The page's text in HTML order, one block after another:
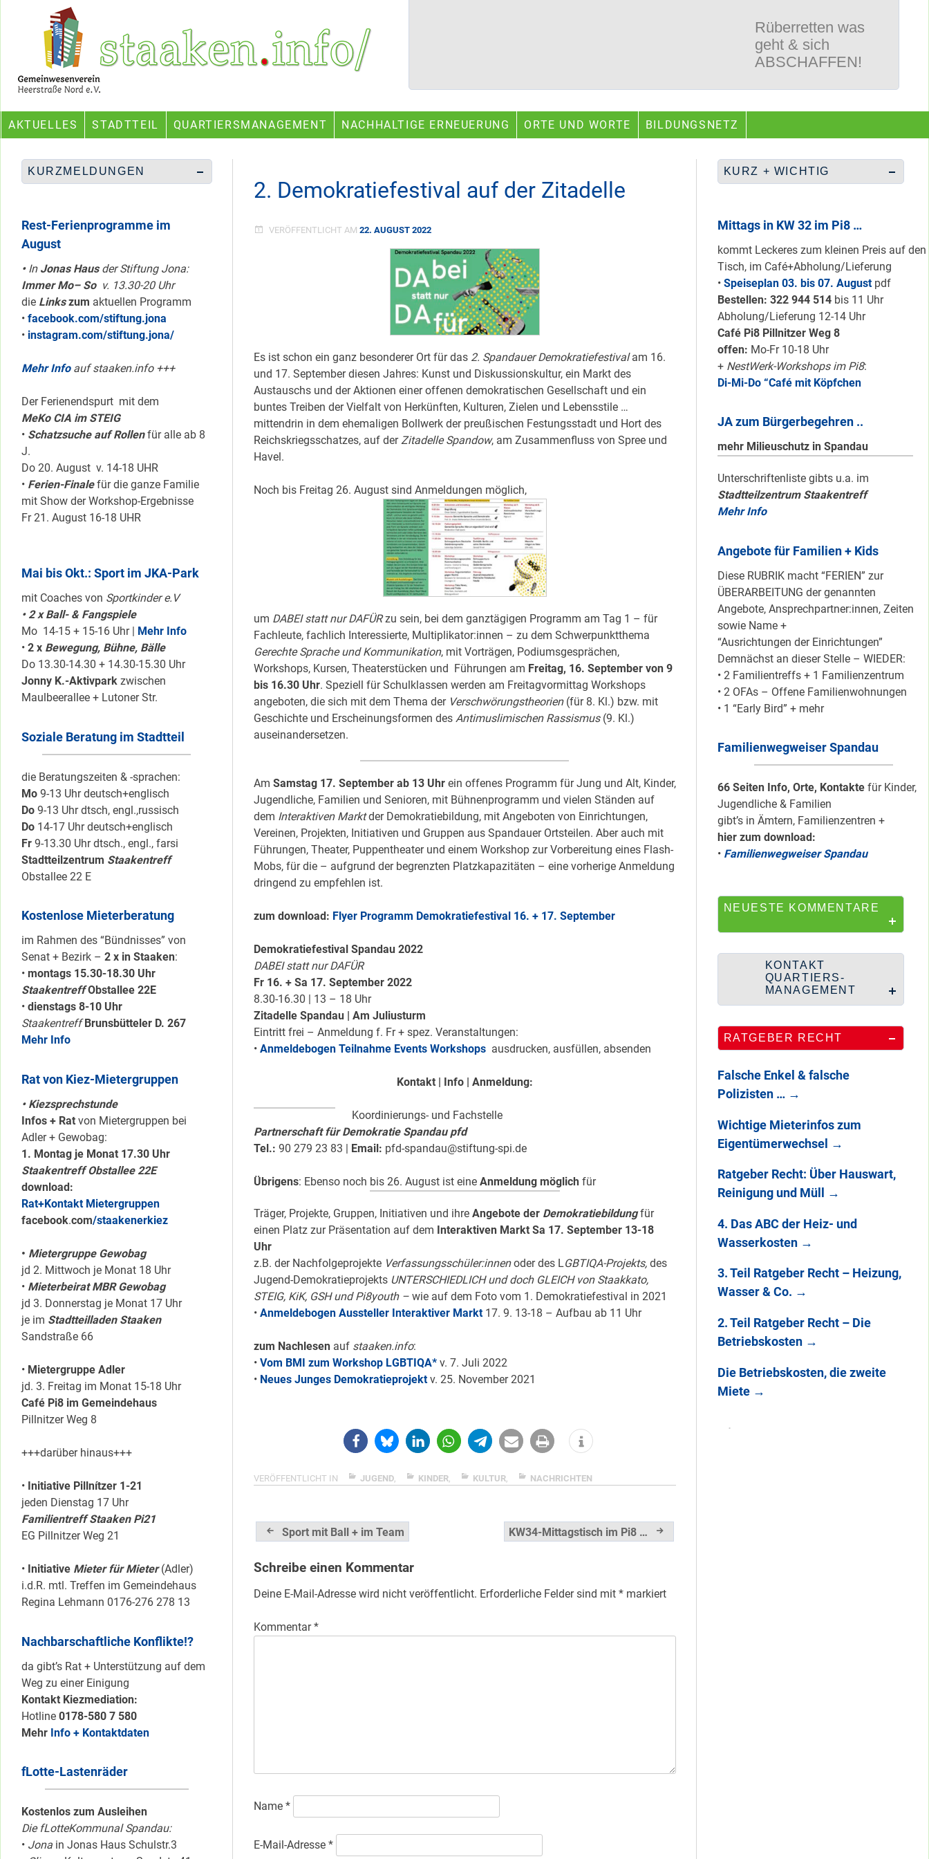
Ein Projekt des Gemeinwesenvereins Heerstraße Nord
AKTUELLES STADTTEIL QUARTIERSMANAGEMENT NACHHALTIGE ERNEUERUNG ORTE UND WORTE BILDUNGSNETZ
2. Demokratiefestival auf der Zitadelle
VERÖFFENTLICHT AM 22. AUGUST 2022
Es ist schon ein ganz besonderer Ort für das 2. Spandauer Demokratiefestivalam 16.
und 17. September diesen Jahres: Kunst und Diskussionskultur, ein Markt des
Austauschs und der Aktionen einer offenen demokratischen Gesellschaft und ein
buntes Treiben der Vielfalt von Herkünften, Kulturen, Zielen und Lebensstile …
mittendrin in dem ehemaligen Bollwerk der preußischen Festungsstadt und Hort des
Reichskriegsschatzes, auf derZitadelle Spandow, am Zusammenfluss von Spree und
Havel.
Noch bis Freitag 26. August sind Anmeldungen möglich,
um DABEI statt nur DAFÜRzu sein, bei dem ganztägigen Programm am Tag 1 – für
Fachleute, fachlich Interessierte, Multiplikator:innen – zu dem Schwerpunktthema
Gerechte Sprache und Kommunikation, mit Vorträgen, Podiumsgesprächen,
Workshops, Kursen, Theaterstücken und Führungen am Freitag, 16. September von 9
bis 16.30 Uhr. Speziell für Schulklassen werden am Freitagvormittag Workshops
angeboten, die sich mit dem Thema der Verschwörungstheorien(für 8. Kl.) bzw. mit
Geschichte und Erscheinungsformen des Antimuslimischen Rassismus(9. Kl.)
auseinandersetzen.
Am Samstag 17. September ab 13 Uhrein offenes Programm für Jung und Alt, Kinder,
Jugendliche, Familien und Senioren, mit Bühnenprogramm und vielen Ständen auf
dem Interaktiven Marktder Demokratiebildung, mit Angeboten von Einrichtungen,
Vereinen, Projekten, Initiativen und Gruppen aus Spandauer Ortsteilen. Aber auch mit
Führungen, Theater, Puppentheater und einem Workshop zur Vorbereitung eines Flash-
Mobs, für die – aufgrund der begrenzten Platzkapazitäten – eine vorherige Anmeldung
dringend zu empfehlen ist.
zum download: Flyer Programm Demokratiefestival 16. + 17. September
Demokratiefestival Spandau 2022
DABEI statt nur DAFÜR
Fr 16. + Sa 17. September 2022
8.30-16.30 | 13 – 18 Uhr
Zitadelle Spandau | Am Juliusturm
Eintritt frei – Anmeldung f. Fr + spez. Veranstaltungen:
• Anmeldebogen Teilnahme Events Workshops ausdrucken, ausfüllen, absenden
Kontakt | Info | Anmeldung:
Koordinierungs- und Fachstelle
Partnerschaft für Demokratie Spandau pfd
Tel.: 90 279 23 83 | Email: pfd-spandau@stiftung-spi.de
Übrigens: Ebenso noch bis 26. August ist eine Anmeldung möglichfür
Träger, Projekte, Gruppen, Initiativen und ihre Angebote der Demokratiebildungfür
einen Platz zur Präsentation auf dem Interaktiven Markt Sa 17. September 13-18
Uhr
z.B. der Nachfolgeprojekte Verfassungsschüler:innenoder des LGBTIQA-Projekts,des
Jugend-Demokratieprojekts UNTERSCHIEDLICH und doch GLEICH von Staakkato,
STEIG, KiK, GSH und Pi8youth – wie auf dem Foto vom 1. Demokratiefestival in 2021
• Anmeldebogen Aussteller Interaktiver Markt17. 9. 13-18 – Aufbau ab 11 Uhr
zum Nachlesenauf staaken.info:
• Vom BMI zum Workshop LGBTIQA*v. 7. Juli 2022
• Neues Junges Demokratieprojektv. 25. November 2021
VERÖFFENTLICHT IN JUGEND, KINDER, KULTUR, NACHRICHTEN
Beitragsnavigation
Sport mit Ball + im Team KW34-Mittagstisch im Pi8 …
Schreibe einen Kommentar
Deine E-Mail-Adresse wird nicht veröffentlicht. Erforderliche Felder sind mit *markiert
Kommentar*
Name *
E-Mail-Adresse *
KURZMELDUNGEN
Rest-Ferienprogramme im
August
•InJonas Hausder Stiftung Jona:
Immer Mo– So v. 13.30-20 Uhr
die Linkszum aktuellen Programm
• facebook.com/stiftung.jona
• instagram.com/stiftung.jona/
Mehr Infoauf staaken.info +++
Der Ferienendspurt mit dem
MeKo CIA im STEIG
• Schatzsuche auf Rollenfür alle ab 8
J.
Do 20. August v. 14-18 UHR
• Ferien-Finalefür die ganze Familie
mit Show der Workshop-Ergebnisse
Fr 21. August 16-18 UHR
Mai bis Okt.: Sport im JKA-Park
mit Coaches von Sportkinder e.V
• 2 x Ball- & Fangspiele
Mo 14-15 + 15-16 Uhr |
Mehr Info
• 2 x Bewegung, Bühne, Bälle
Do 13.30-14.30 + 14.30-15.30 Uhr
Jonny K.-Aktivpark zwischen
Maulbeerallee + Lutoner Str.
Soziale Beratung im Stadtteil
die Beratungszeiten & -sprachen:
Mo 9-13 Uhr deutsch+englisch
Do 9-13 Uhr dtsch, engl.,russisch
Do 14-17 Uhr deutsch+englisch
Fr 9-13.30 Uhr dtsch., engl., farsi
Stadtteilzentrum Staakentreff
Obstallee 22 E
Kostenlose Mieterberatung
im Rahmen des “Bündnisses” von
Senat + Bezirk – 2 x in Staaken:
• montags 15.30-18.30 Uhr
Staakentreff Obstallee 22E
• dienstags 8-10 Uhr
Staakentreff Brunsbütteler D. 267
Mehr Info
Rat von Kiez-Mietergruppen
• Kiezsprechstunde
Infos + Rat von Mietergruppen bei
Adler + Gewobag:
1. Montag je Monat 17.30 Uhr
Staakentreff Obstallee 22E
download:
Rat+Kontakt Mietergruppen
facebook.com/staakenerkiez
• Mietergruppe Gewobag
jd 2. Mittwoch je Monat 18 Uhr
• Mieterbeirat MBR Gewobag
jd 3. Donnerstag je Monat 17 Uhr
je im Stadtteilladen Staaken
Sandstraße 66
• Mietergruppe Adler
jd. 3. Freitag im Monat 15-18 Uhr
Café Pi8 im Gemeindehaus
Pillnitzer Weg 8
+++darüber hinaus+++
• Initiative Pillnítzer 1-21
jeden Dienstag 17 Uhr
Familientreff Staaken Pi21
EG Pillnitzer Weg 21
• Initiative Mieter für Mieter(Adler)
i.d.R. mtl. Treffen im Gemeindehaus
Regina Lehmann 0176-276 278 13
Nachbarschaftliche Konflikte!?
da gibt’s Rat + Unterstützung auf dem
Weg zu einer Einigung
Kontakt Kiezmediation:
Hotline 0178-580 7 580
Mehr Info + Kontaktdaten
fLotte-Lastenräder
Kostenlos zum Ausleihen
Die fLotteKommunal Spandau:
• Jona in Jonas Haus Schulstr.3
KURZ + WICHTIG
Mittags in KW 32 im Pi8 …
kommt Leckeres zum kleinen Preis auf den
Tisch, im Café+Abholung/Lieferung
• Speiseplan 03. bis 07. August pdf
Bestellen: 322 944 514bis 11 Uhr
Abholung/Lieferung 12-14 Uhr
Café Pi8 Pillnitzer Weg 8
offen: Mo-Fr 10-18 Uhr
+ NestWerk-Workshops im Pi8:
Di-Mi-Do “Café mit Köpfchen
JA zum Bürgerbegehren ..
mehr Milieuschutz in Spandau
Unterschriftenliste gibts u.a. im
Stadtteilzentrum Staakentreff
Mehr Info
Angebote für Familien + Kids
Diese RUBRIK macht “FERIEN” zur
ÜBERARBEITUNG der genannten
Angebote, Ansprechpartner:innen, Zeiten
sowie Name +
“Ausrichtungen der Einrichtungen”
Demnächst an dieser Stelle – WIEDER:
• 2 Familientreffs + 1 Familienzentrum
• 2 OFAs – Offene Familienwohnungen
• 1 “Early Bird” + mehr
Familienwegweiser Spandau
66 Seiten Info, Orte, Kontakte für Kinder,
Jugendliche & Familien
gibt’s in Ämtern, Familienzentren +
hier zum download:
• Familienwegweiser Spandau
NEUESTE KOMMENTARE
KONTAKT
QUARTIERS-
MANAGEMENT
RATGEBER RECHT
Falsche Enkel & falsche
Polizisten … →
Wichtige Mieterinfos zum
Eigentümerwechsel →
Ratgeber Recht: Über Hauswart,
Reinigung und Müll
→
4. Das ABC der Heiz- und
Wasserkosten →
3. Teil Ratgeber Recht – Heizung,
Wasser & Co. →
2. Teil Ratgeber Recht – Die
Betriebskosten →
Die Betriebskosten, die zweite
Miete →
Rüberretten was
geht & sich
ABSCHAFFEN!
Karten für den
2023-25 …
für Heerstraße
Nord …
Staaken: Immer
schön sauber
halten!
Neuer Look für’s
Mit dem
“Redemobil” im
Kiez unterwegs …
Lokale Register-
Anlaufstelle in
Staaken
Silber für
Bildungsnetz
Heerstraße
HipHop-Video: Das
ist Mein Viertel!
Mit Mieter-Kohle
auf Senats-Kohle
Wie Staaken zu
zwei Hahnebergen
kam
100 Jahre
Heerstraße
DAS
STADTTEILFEST
2025